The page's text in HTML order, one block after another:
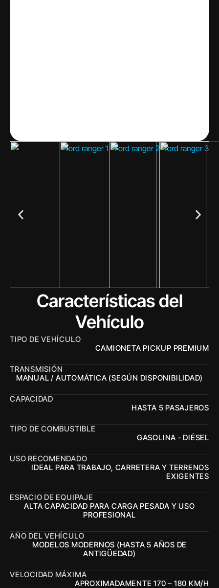
Características del
Vehículo
TIPO DE VEHÍCULO
CAMIONETA PICKUP PREMIUM
TRANSMISIÓN
MANUAL / AUTOMÁTICA (SEGÚN DISPONIBILIDAD)
CAPACIDAD
HASTA 5 PASAJEROS
TIPO DE COMBUSTIBLE
GASOLINA - DIÉSEL
USO RECOMENDADO
IDEAL PARA TRABAJO, CARRETERA Y TERRENOS
EXIGENTES
ESPACIO DE EQUIPAJE
ALTA CAPACIDAD PARA CARGA PESADA Y USO
PROFESIONAL
AÑO DEL VEHÍCULO
MODELOS MODERNOS (HASTA 5 AÑOS DE
ANTIGÜEDAD)
VELOCIDAD MÁXIMA
APROXIMADAMENTE 170 – 180 KM/H